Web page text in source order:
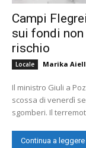
Campi
sui fondi
rischio
Locale Marika
Il ministro Giuli a
scossa di venerdì
sgomberi. Il
Continua a leggere